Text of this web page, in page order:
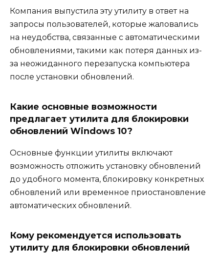
Компания выпустила эту утилиту в ответ на
запросы пользователей, которые жаловались
на неудобства, связанные с автоматическими
обновлениями, такими как потеря данных из-
за неожиданного перезапуска компьютера
после установки обновлений.
Какие основные возможности
предлагает утилита для блокировки
обновлений Windows 10?
Основные функции утилиты включают
возможность отложить установку обновлений
до удобного момента, блокировку конкретных
обновлений или временное приостановление
автоматических обновлений.
Кому рекомендуется использовать
утилиту для блокировки обновлений